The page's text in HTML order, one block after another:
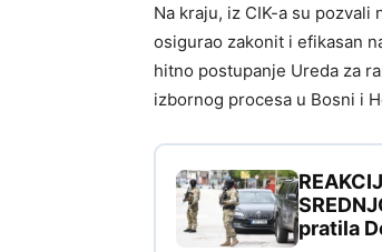
Na kraju, iz CIK-a su
osigurao zakonit i efikasan
hitno postupanje Ureda za
izbornog procesa u Bosni i
pratila